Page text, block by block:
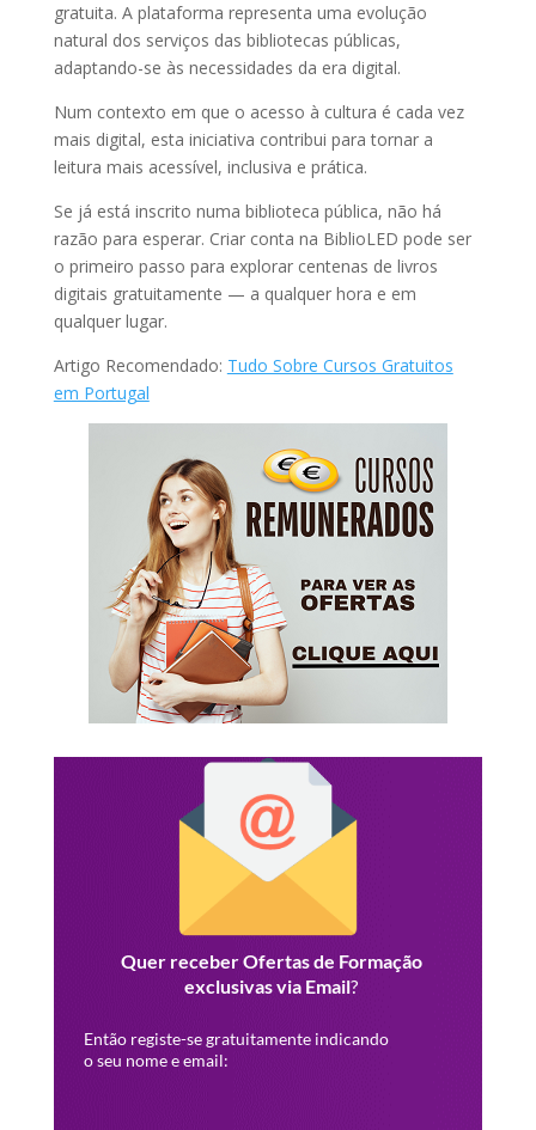
gratuita. A plataforma representa uma evolução
natural dos serviços das bibliotecas públicas,
adaptando-se às necessidades da era digital.
Num contexto em que o acesso à cultura é cada vez
mais digital, esta iniciativa contribui para tornar a
leitura mais acessível, inclusiva e prática.
Se já está inscrito numa biblioteca pública, não há
razão para esperar. Criar conta na BiblioLED pode ser
o primeiro passo para explorar centenas de livros
digitais gratuitamente — a qualquer hora e em
qualquer lugar.
Artigo Recomendado: Tudo Sobre Cursos Gratuitos
em Portugal